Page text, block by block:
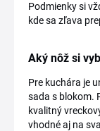
Podmienky si
kde sa zľava
Aký nôž si
Pre kuchára je
sada s blokom.
kvalitný
vhodné aj na